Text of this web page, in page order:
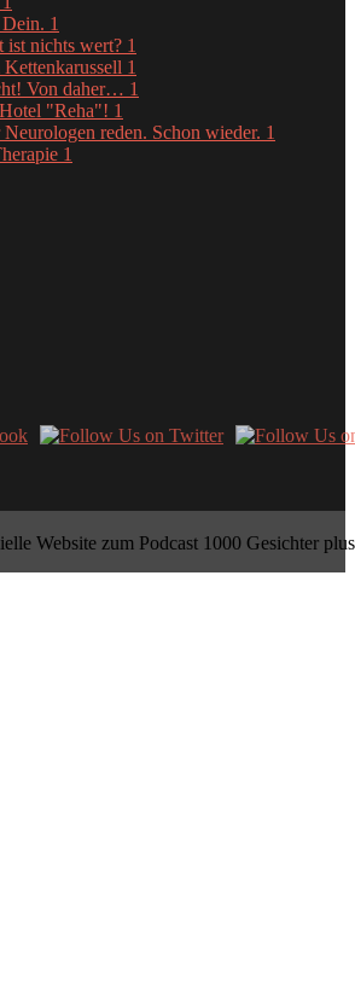
1
ist nichts wert? 1
1
Von daher… 1
"Reha"! 1
reden. Schon wieder. 1
1
Website zum Podcast 1000 Gesichter